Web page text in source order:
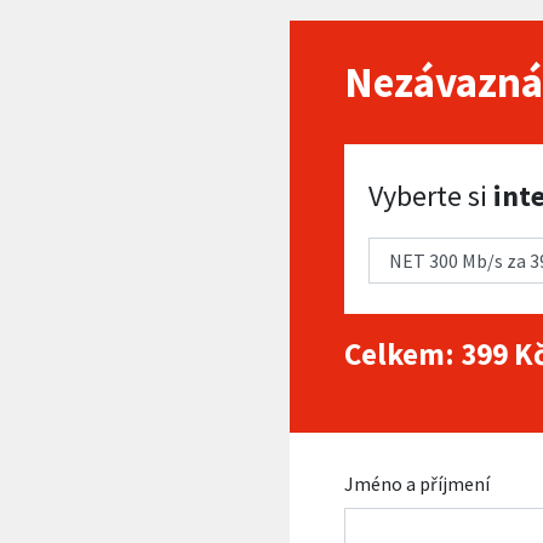
Vyberte si internet
Vyberte si
Celkem: 399
Jméno a příjmení